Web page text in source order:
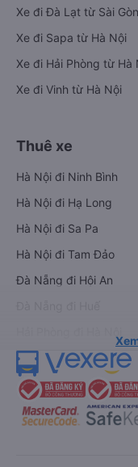
Xe đi Đà Lạt từ Sài Gòn
Xe đi Sapa từ Hà Nội
Xe đi Hải Phòng từ Hà
Xe đi Vinh từ Hà Nội
Thuê xe
Hà Nội đi Ninh Bình
Hà Nội đi Hạ Long
Hà Nội đi Sa Pa
Hà Nội đi Tam Đảo
Đà Nẵng đi Hội An